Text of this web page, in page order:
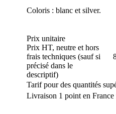
Coloris : blanc et silver.
Prix unitaire
Prix HT, neutre et hors
frais techniques (sauf si
précisé dans le
descriptif)
Tarif pour des quantités
Livraison 1 point en